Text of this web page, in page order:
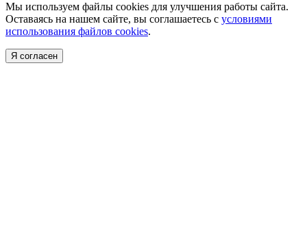
Мы используем файлы cookies для улучшения работы сайта.
Оставаясь на нашем сайте, вы соглашаетесь с условиями
использования файлов cookies.
Я согласен